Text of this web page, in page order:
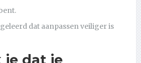
dat aanpassen veiliger is